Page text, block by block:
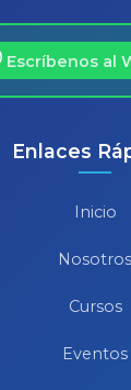
Escríbenos al
Enlaces
Inicio
Nosotros
Cursos
Eventos